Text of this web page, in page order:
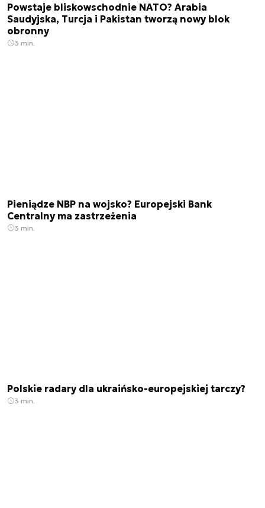
Powstaje bliskowschodnie NATO? Arabia
Saudyjska, Turcja i Pakistan tworzą nowy blok
obronny
3 min.
Pieniądze NBP na wojsko? Europejski Bank
Centralny ma zastrzeżenia
3 min.
Polskie radary dla ukraińsko-europejskiej tarczy?
3 min.